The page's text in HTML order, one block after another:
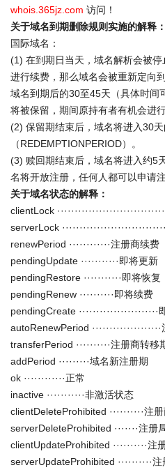
whois.365jz.com 访问！
关于域名到期删除规则实施的解释：
国际域名：
(1) 在到期日当天，域名解析会被
进行续费，那么域名会被重新定向
域名到期后的30至45天（具体时间
将被保留，期间原持有者有机会进行
(2) 保留期结束后，域名将进入30
（REDEMPTIONPERIOD）。
(3) 赎回期结束后，域名将进入约5
名将开放注册，任何人都可以申请注
关于域名状态的解释：
clientLock
serverLock
renewPeriod ············注册商续费
pendingUpdate ···········即将更新
pendingRestore ···········即将恢复
pendingRenew ··········即将续费
pendingCreate
autoRenewPeriod
transferPeriod ··········注册商转移
addPeriod ·········域名新注册期
ok ············正常
inactive ···········非激活状态
clientDeleteProhibited ··········注
serverDeleteProhibited ·······注册
clientUpdateProhibited ··········
serverUpdateProhibited ··········